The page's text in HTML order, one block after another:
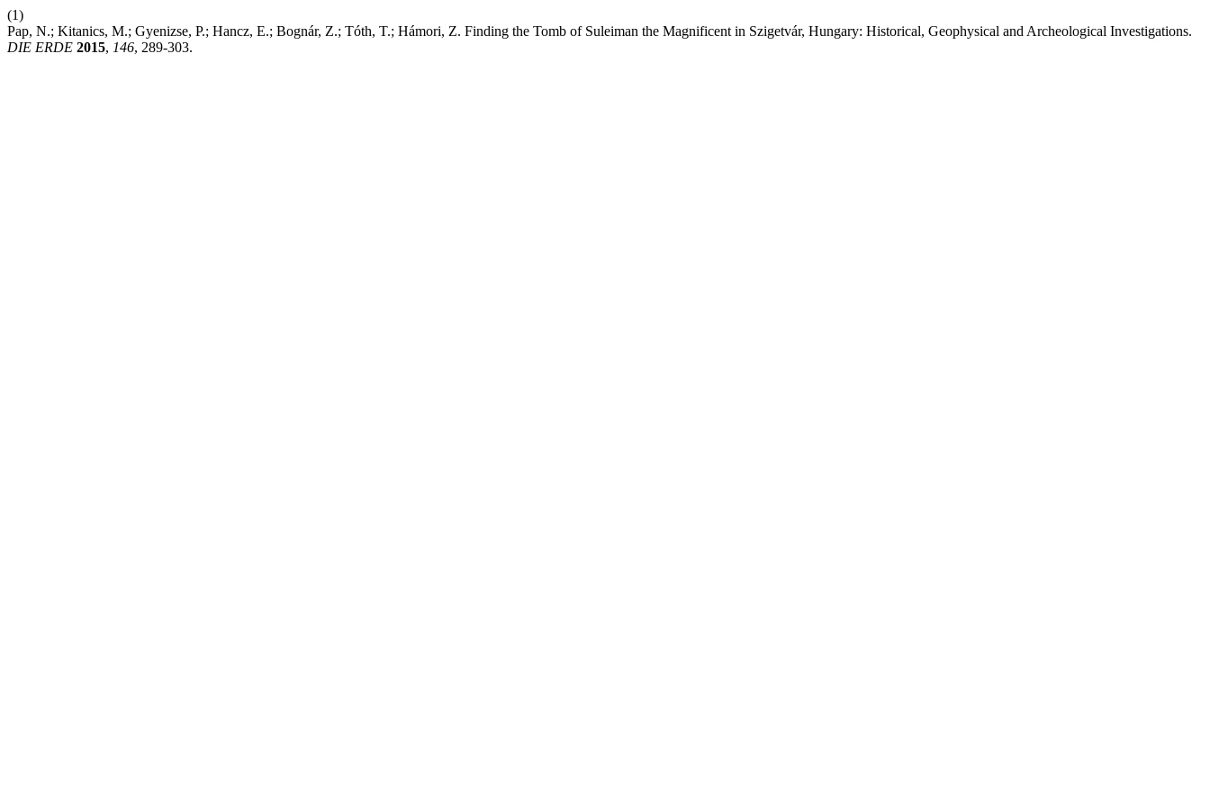
(1)
Pap, N.; Kitanics, M.; Gyenizse, P.; Hancz, E.; Bognár, Z.; Tóth, T.; Hámori, Z. Finding the Tomb of Suleiman the Magnificent in Szigetvár, Hungary: Historical, Geophysical and Archeological Investigations.
DIE ERDE 2015, 146, 289-303.